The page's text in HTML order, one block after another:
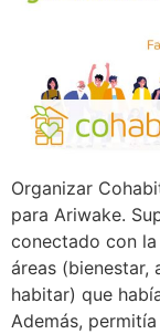
Organizar
para Ariwake.
conectado con
áreas (bienestar,
habitar) que
Además,